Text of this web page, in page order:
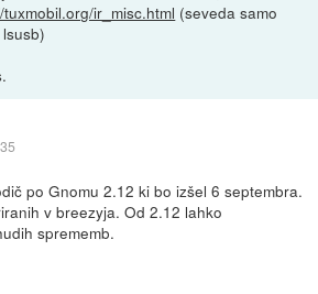
tuxmobil.org/ir_misc.html (seveda samo
po Gnomu 2.12 ki bo izšel 6 septembra.
v breezyja. Od 2.12 lahko
sprememb.